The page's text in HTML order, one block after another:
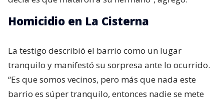
Homicidio en La Cisterna
La testigo describió el barrio como un lugar
tranquilo y manifestó su sorpresa ante lo ocurrido.
“Es que somos vecinos, pero más que nada este
barrio es súper tranquilo, entonces nadie se mete